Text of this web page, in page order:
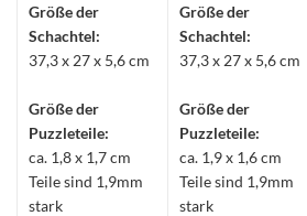
Größe der
Schachtel:
37,3 x 27 x 5,6 cm
Größe der
Puzzleteile:
ca. 1,8 x 1,7 cm
Teile sind 1,9mm
stark
Größe der
Schachtel:
37,3 x 27 x 5,6 cm
Größe der
Puzzleteile:
ca. 1,9 x 1,6 cm
Teile sind 1,9mm
stark